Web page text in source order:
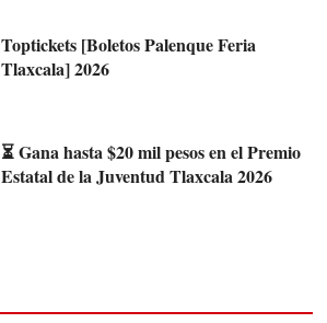
Toptickets [Boletos Palenque Feria
Tlaxcala] 2026
⏳ Gana hasta $20 mil pesos en el Premio
Estatal de la Juventud Tlaxcala 2026